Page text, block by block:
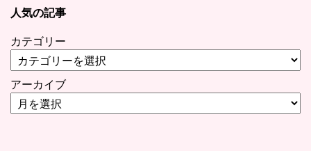
人気の記事
カテゴリー
アーカイブ